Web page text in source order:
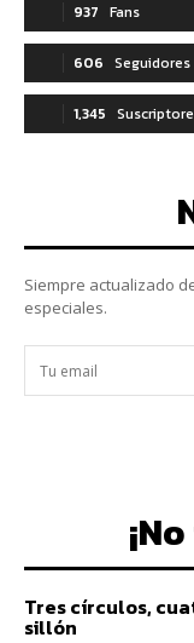
937 Fans
606 Seguidores
1,345
Siempre actualizado
especiales.
Tres círculos,
sillón